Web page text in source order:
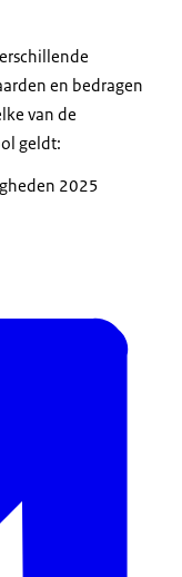
en bedragen
van de
geldt:
2025